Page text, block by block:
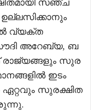
സഞ്ച
വ്യക്ത
അറേബ്യ, ബ
രാജ്യങ്ങളും സുര
ഇടം
ഏറ്റവും സുരക്ഷിത